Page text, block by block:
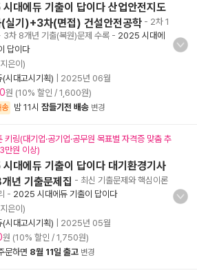
대에듀 기출이 답이다 산업안전지도
실기)+3차(면접) 건설안전공학 - 2차 1
3차 8개년 기출(복원)문제 수록 - 2025 시대에
답이다
은이)
(시대고시기획)
2025년 06월
원 (10% 할인 / 1,600원)
밤 11시 잠들기전 배송 변경
키링(대기업·공기업·공무원 목표별 자격증 맞춤 추
만원 이상)
대에듀 기출이 답이다 대기환경기사
년 기출문제집 - 최신 기출문제와 핵심이론
- 2025 시대에듀 기출이 답이다
은이)
(시대고시기획)
2025년 05월
원 (10% 할인 / 1,750원)
문하면 8월 11일 출고 변경